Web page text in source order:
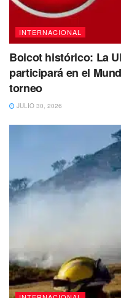
INTERNACIONAL
Boicot histórico: La
participará en el
torneo
JULIO 30, 2026